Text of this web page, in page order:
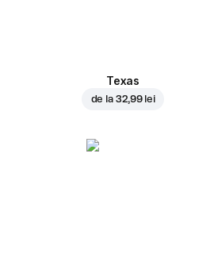
Texas
de la 32,99 lei